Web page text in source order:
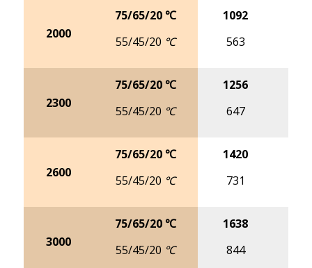
2000
75/65/20 ℃
55/45/20 ℃
1092
563
2300
75/65/20 ℃
55/45/20 ℃
1256
647
2600
75/65/20 ℃
55/45/20 ℃
1420
731
3000
75/65/20 ℃
55/45/20 ℃
1638
844